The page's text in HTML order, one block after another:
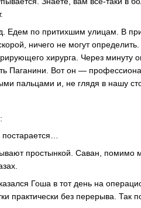
Едем по притихшим улицам. В
ничего не могут
хирурга. Через минуту
Паганини. Вот он —
пальцами и, не глядя в нашу
простынкой. Саван, помимо
Гоша в тот день на
практически без перерыва. Так